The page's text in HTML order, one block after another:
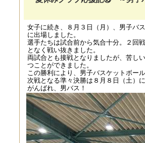
女子に続き、８月３日（月）、男子バ
に出場しました。
選手たちは試合前から気合十分。２回
となく戦い抜きました。
両試合とも接戦となりましたが、苦し
つことができました。
この勝利により、男子バスケットボー
次戦となる準々決勝は８月８日（土）
がんばれ、男バス！